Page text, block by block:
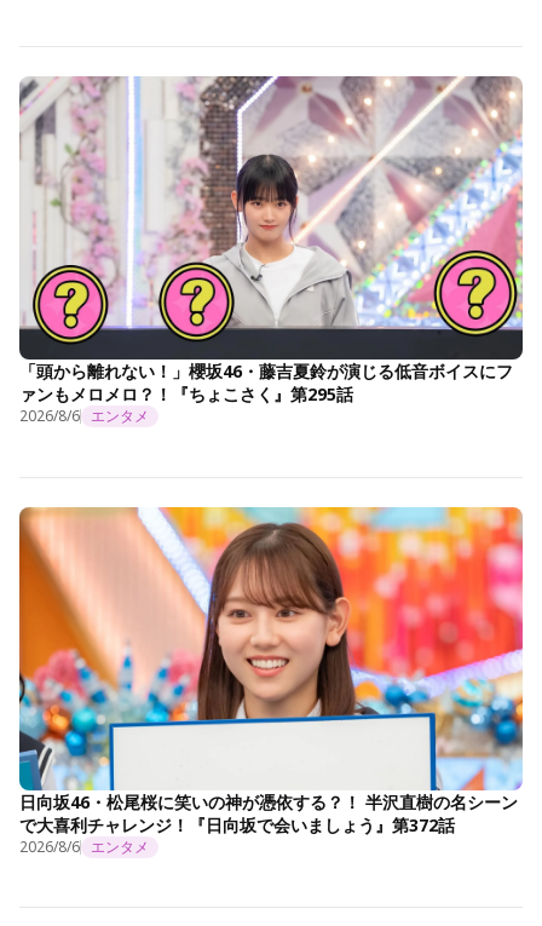
「頭から離れない！」櫻坂46・藤吉夏鈴が演じる低音ボイスにフ
ァンもメロメロ？！『ちょこさく』第295話
2026/8/6 エンタメ
日向坂46・松尾桜に笑いの神が憑依する？！ 半沢直樹の名シーン
で大喜利チャレンジ！『日向坂で会いましょう』第372話
2026/8/6 エンタメ